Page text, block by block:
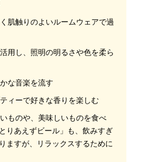
肌触りのよいルームウェアで過
用し、照明の明るさや色を柔ら
な音楽を流す
ィーで好きな香りを楽しむ
ものや、美味しいものを食べ
りあえずビール」も、飲みすぎ
ますが、リラックスするために